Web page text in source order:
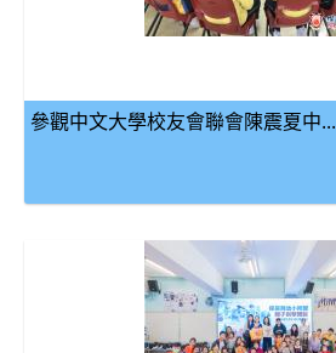
參觀中文大學校友會聯會陳震夏中...